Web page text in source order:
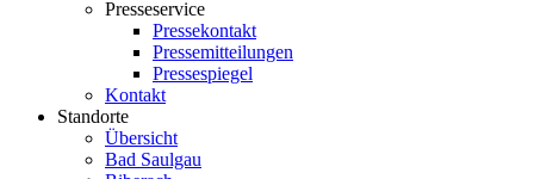
Presseservice
Pressekontakt
Pressemitteilungen
Pressespiegel
Kontakt
Standorte
Übersicht
Bad Saulgau